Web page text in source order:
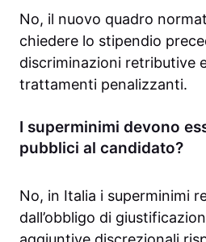
No, il nuovo quadro
chiedere lo stipendio
discriminazioni retributive
trattamenti penalizzanti.
I superminimi devono
pubblici al candidato?
No, in Italia i superminimi
dall’obbligo di